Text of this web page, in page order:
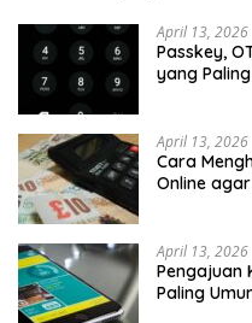
April 13, 2026
Passkey,
yang
April 13, 2026
Cara
Online
April 13, 2026
Pengajuan
Paling